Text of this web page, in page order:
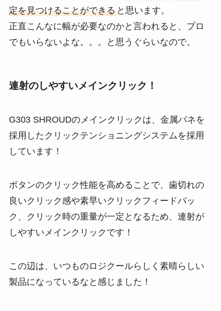
定を見つけることができると思います。
正直こんなに幅が必要なのかと言われると、プロ
でもいらないよな。。。と思うぐらいなので。
連射のしやすいメインクリック！
G303 SHROUDのメインクリックは、金属バネを
採用したクリックテンショニングシステムを採用
しています！
ボタンのクリック性能を高めることで、歯切れの
良いクリック感や素早いクリックフィードバッ
ク、クリック時の重量が一定となるため、連射が
しやすいメインクリックです！
この辺は、いつものロジクールらしく素晴らしい
製品になっているなと感じました！